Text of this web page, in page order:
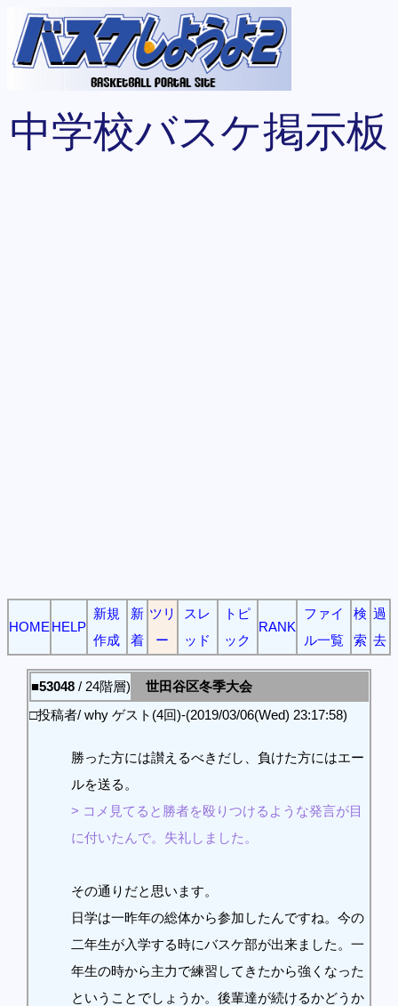
中学校バスケ掲示板
HOME HELP
新規
作成
新
着
ツリ
ー
スレ
ッド
トピ
ック
RANK
ファイ
ル一覧
検
索
過
去
■53048 / 24階層)
世田谷区冬季大会
□投稿者/ why ゲスト(4回)-(2019/03/06(Wed) 23:17:58)
勝った方には讃えるべきだし、負けた方にはエー
ルを送る。
> コメ見てると勝者を殴りつけるような発言が目
に付いたんで。失礼しました。
その通りだと思います。
日学は一昨年の総体から参加したんですね。今の
二年生が入学する時にバスケ部が出来ました。一
年生の時から主力で練習してきたから強くなった
ということでしょうか。後輩達が続けるかどうか